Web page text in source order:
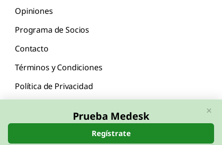
Opiniones
Programa de Socios
Contacto
Términos y Condiciones
Política de Privacidad
English Español
Prueba Medesk
Regístrate
×